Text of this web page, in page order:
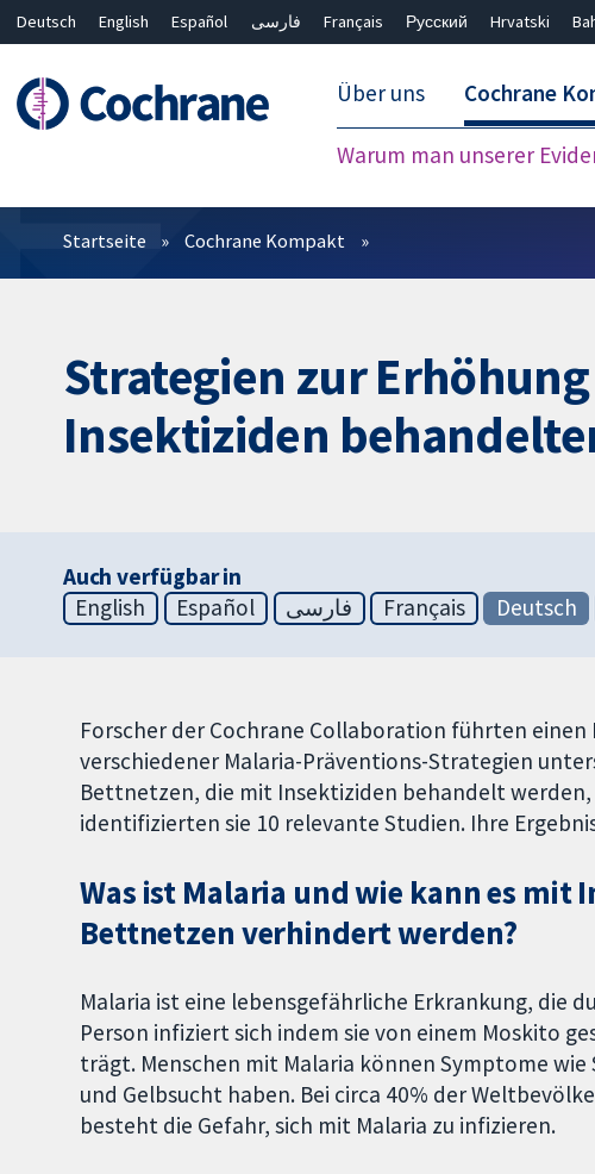
Deutsch English Español فارسی Français Русский Hrvatski
Über uns Cochrane
Warum man unserer
Filter
Startseite Cochrane Kompakt
Strategien zur
Insektiziden
Auch verfügbar in
English
Español فارسی Français Deutsch
Forscher der Cochrane Collaboration führten einen
verschiedener Malaria-Präventions-Strategien
Bettnetzen, die mit Insektiziden behandelt werden,
identifizierten sie 10 relevante Studien. Ihre
Was ist Malaria und wie kann es mit
Bettnetzen verhindert werden?
Malaria ist eine lebensgefährliche Erkrankung, die
Person infiziert sich indem sie von einem Moskito
trägt. Menschen mit Malaria können Symptome
und Gelbsucht haben. Bei circa 40% der
besteht die Gefahr, sich mit Malaria zu infizieren.